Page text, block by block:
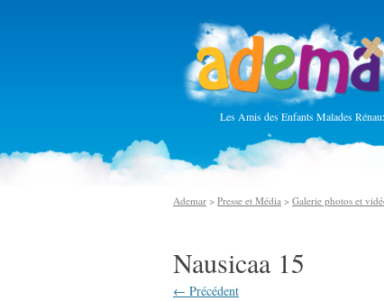
Les Amis des Enfants Malades
Ademar > Presse et Média > Galerie photos et
Nausicaa 15
← Précédent